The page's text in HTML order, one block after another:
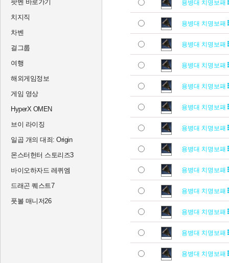
팟벤 바로가기
치지직
차벤
걸그룹
여행
해외게임정보
게임 영상
HyperX OMEN
브이 라이징
일곱 개의 대죄: Origin
몬스터헌터 스토리즈3
바이오하자드 레퀴엠
드래곤 퀘스트7
풋볼 매니저26
용병대 치명보패
용병대 치명보패
용병대 치명보패
용병대 치명보패
용병대 치명보패
용병대 치명보패
용병대 치명보패
용병대 치명보패
용병대 치명보패
용병대 치명보패
용병대 치명보패
용병대 치명보패
용병대 치명보패